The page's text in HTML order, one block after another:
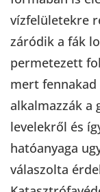
vízfelületekre
záródik a fák
permetezett
mert fennakad
alkalmazzák a
levelekről és
hatóanyaga
válaszolta